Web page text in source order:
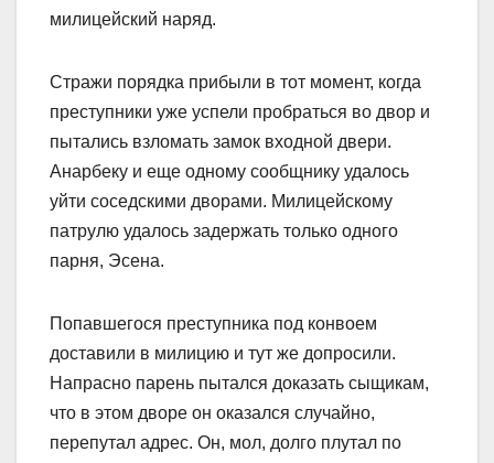
милицейский наряд.
Стражи порядка прибыли в тот момент, когда
преступники уже успели пробраться во двор и
пытались взломать замок входной двери.
Анарбеку и еще одному сообщнику удалось
уйти соседскими дворами. Милицейскому
патрулю удалось задержать только одного
парня, Эсена.
Попавшегося преступника под конвоем
доставили в милицию и тут же допросили.
Напрасно парень пытался доказать сыщикам,
что в этом дворе он оказался случайно,
перепутал адрес. Он, мол, долго плутал по